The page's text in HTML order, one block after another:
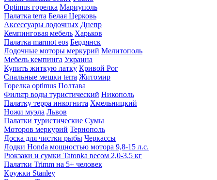
Optimus горелка Мариуполь
Палатка terra Белая Церковь
Аксессуары лодочных Днепр
Кемпинговая мебель Харьков
Палатка marmot eos Бердянск
Лодочные моторы меркурий Мелитополь
Мебель кемпинга Украина
Купить житкую латку Кривой Рог
Спальные мешки terra Житомир
Горелка optimus Полтава
Фильтр воды туристический Никополь
Палатку терра инкогнита Хмельницкий
Ножи муэла Львов
Палатки туристические Сумы
Моторов меркурий Тернополь
Доска для чистки рыбы Черкассы
Лодки Honda мощностью мотора 9,8-15 л.с.
Рюкзаки и сумки Tatonka весом 2,0-3,5 кг
Палатки Trimm на 5+ человек
Кружки Stanley